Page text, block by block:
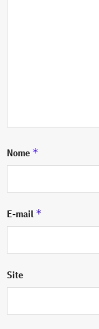
Nome *
E-mail *
Site